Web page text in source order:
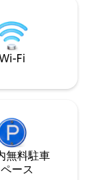
Fi
無料駐⁠車
ー⁠ス